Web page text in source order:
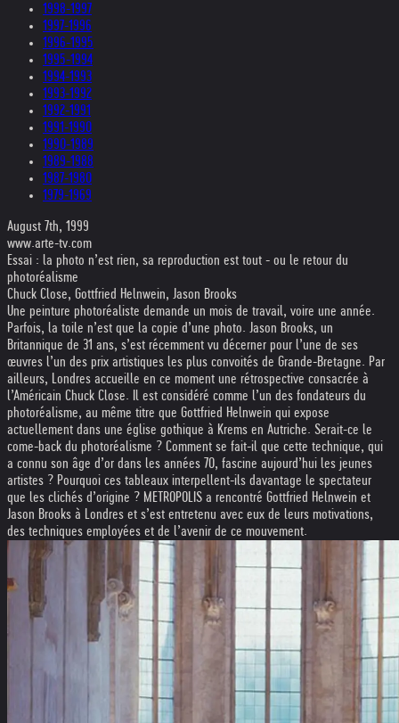
1998-1997
1997-1996
1996-1995
1995-1994
1994-1993
1993-1992
1992-1991
1991-1990
1990-1989
1989-1988
1987-1980
1979-1969
August 7th, 1999
www.arte-tv.com
Essai : la photo n’est rien, sa reproduction est tout - ou le retour du
photoréalisme
Chuck Close, Gottfried Helnwein, Jason Brooks
Une peinture photoréaliste demande un mois de travail, voire une année.
Parfois, la toile n’est que la copie d’une photo. Jason Brooks, un
Britannique de 31 ans, s’est récemment vu décerner pour l’une de ses
œuvres l’un des prix artistiques les plus convoités de Grande-Bretagne. Par
ailleurs, Londres accueille en ce moment une rétrospective consacrée à
l’Américain Chuck Close. Il est considéré comme l’un des fondateurs du
photoréalisme, au même titre que Gottfried Helnwein qui expose
actuellement dans une église gothique à Krems en Autriche. Serait-ce le
come-back du photoréalisme ? Comment se fait-il que cette technique, qui
a connu son âge d’or dans les années 70, fascine aujourd’hui les jeunes
artistes ? Pourquoi ces tableaux interpellent-ils davantage le spectateur
que les clichés d’origine ? METROPOLIS a rencontré Gottfried Helnwein et
Jason Brooks à Londres et s’est entretenu avec eux de leurs motivations,
des techniques employées et de l’avenir de ce mouvement.